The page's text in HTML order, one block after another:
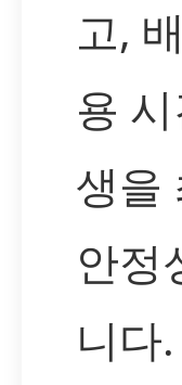
고,
용
생을
안정
니다